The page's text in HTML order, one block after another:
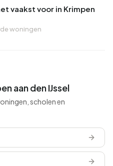
vaakst voor in Krimpen
woningen
aan den IJssel
scholen en